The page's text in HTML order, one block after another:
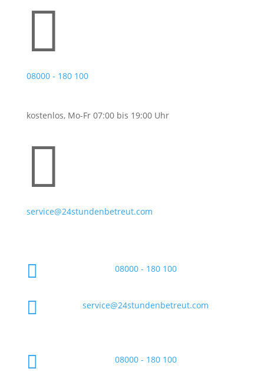

08000 - 180 100
kostenlos, Mo-Fr 07:00 bis 19:00 Uhr

service@24stundenbetreut.com
 08000 - 180 100
 service@24stundenbetreut.com
 08000 - 180 100